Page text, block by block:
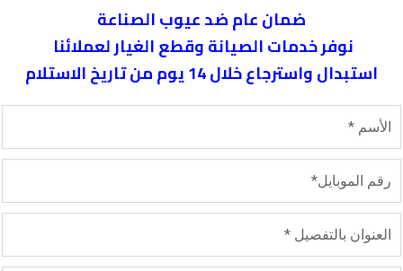
ضمان عام ضد عيوب الصناعة
نوفر خدمات الصيانة وقطع الغيار لعملائنا
استبدال واسترجاع خلال 14 يوم من تاريخ الاستلام